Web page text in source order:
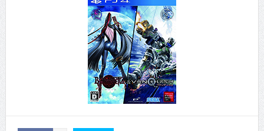
CINEMA×STYLE 287号
CINEMA×STYLE 286号
CINEMA×STYLE 285号
CINEMA×STYLE 294号